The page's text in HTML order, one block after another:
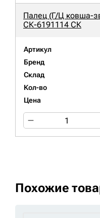
Палец (Г/Ц ковша-
СК-6191114 СК
Артикул
Бренд
Склад
Кол-во
Цена
Похожие